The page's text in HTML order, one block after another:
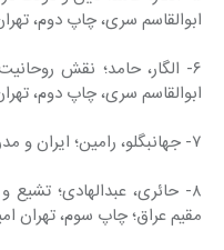
ابوالقاسم سری، چاپ دوم، تهران:
۶- الگار، حامد؛ نقش
ابوالقاسم سری، چاپ دوم، تهران:
۷- جهانبگلو، رامین؛ ایران و مدرنیته؛ تهران: گفتار، ۱۳۸۰
۸- حائری، عبدالهادی؛
مقیم عراق؛ چاپ سوم، تهران